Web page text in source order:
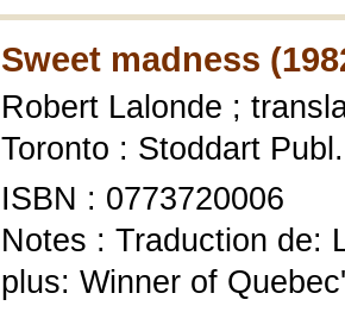
Sweet madness
Robert Lalonde ;
Toronto : Stoddart
ISBN : 0773720006
Notes : Traduction de:
plus: Winner of